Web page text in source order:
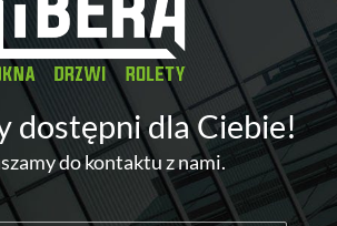
dostępni dla Ciebie!
do kontaktu z nami.